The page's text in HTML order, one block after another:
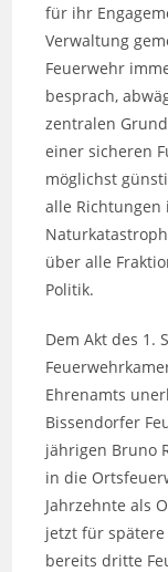
für ihr
Verwaltung
Feuerwehr
besprach,
zentralen
einer sicheren
möglichst
alle Richtungen
über alle
Politik.
Dem Akt des 1.
Ehrenamts
Bissendorfer
jährigen Bruno
in die
Jahrzehnte als
jetzt für
bereits dritte